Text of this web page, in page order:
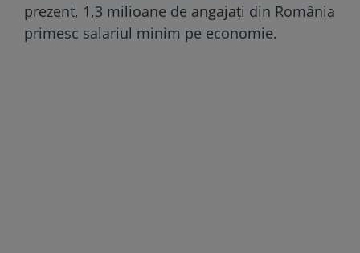
prezent, 1,3 milioane de angajați din România
primesc salariul minim pe economie.